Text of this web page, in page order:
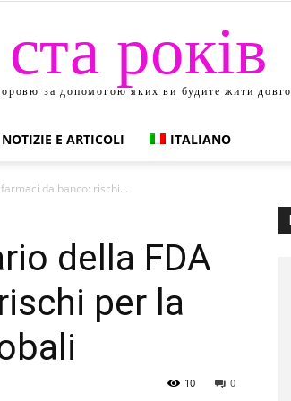
років
за допомогою яких ви будите жити довго
E ARTICOLI ITALIANO
da banco: rischi...
della FDA
per la
0
10